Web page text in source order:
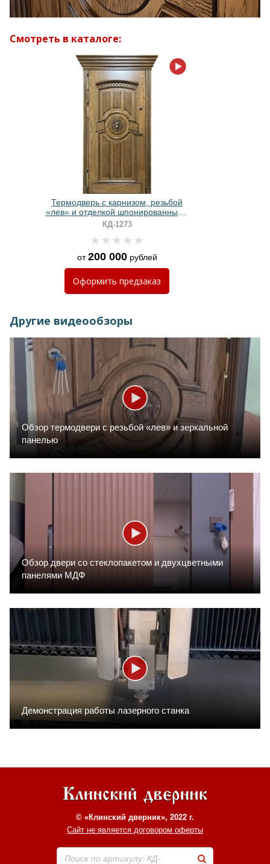
Смотреть в каталоге:
Термодверь с карнизом, резьбой
«лев» и отделкой шпонированными
панелями МДФ
КД-1273
от200 000рублей
Оформить предзаказ
Другие видеообзоры
Обзор термодвери с резьбой «лев» и зеркальной
панелью
Обзор двери со стеклопакетом и двухцветными
панелями МДФ
Демонстрация работы лазерного станка
© «Клинский дверник», 2022 г.
Сайт не является договором оферты
Поиск по артикулу: КД-